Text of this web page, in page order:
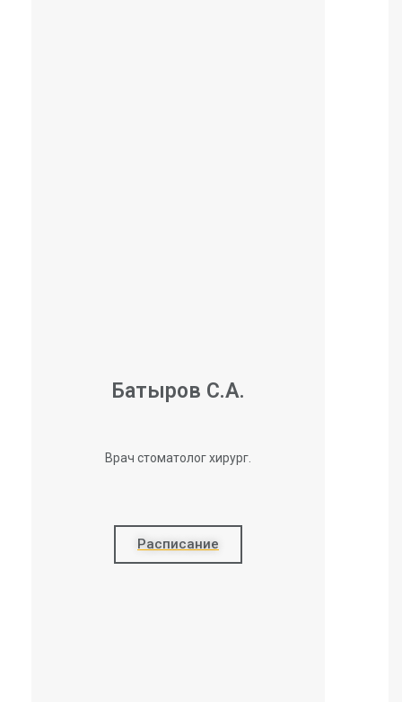
Батыров С.А.
Врач стоматолог хирург.
Расписание